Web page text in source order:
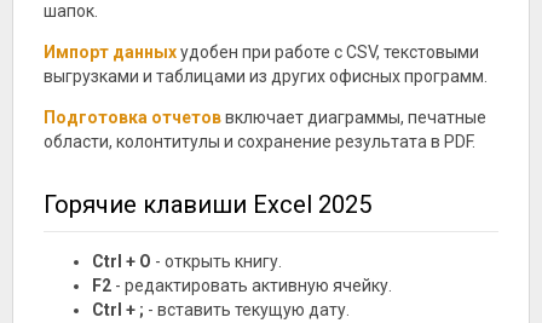
шапок.
Импорт данныхудобен при работе с CSV, текстовыми
выгрузками и таблицами из других офисных программ.
Подготовка отчетоввключает диаграммы, печатные
области, колонтитулы и сохранение результата в PDF.
Горячие клавиши Excel 2025
Ctrl + O - открыть книгу.
F2 - редактировать активную ячейку.
Ctrl + ; - вставить текущую дату.